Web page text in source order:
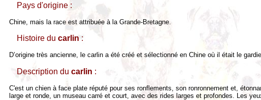
Pays d'origine :
Chine, mais la race est attribuée à la Grande-Bretagne.
Histoire du carlin :
D’origine très ancienne, le carlin a été créé et sélectionné en Chine où il était le
Description du carlin :
C'est un chien à face plate réputé pour ses ronflements, son ronronnement et,
large et ronde, un museau carré et court, avec des rides larges et profondes. Les